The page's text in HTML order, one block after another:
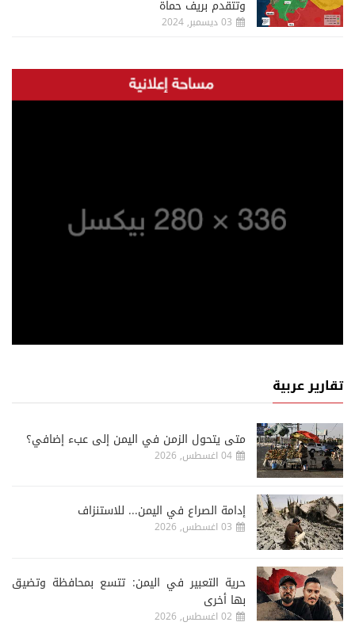
وتتقدم بريف حماة
03 ديسمبر, 2024
تقارير عربية
متى يتحول الزمن في اليمن إلى عبء إضافي؟
04 اغسطس, 2026
إدامة الصراع في اليمن... للاستنزاف
03 اغسطس, 2026
حرية التعبير في اليمن: تتسع بمحافظة وتضيق
بها أخرى
02 اغسطس, 2026